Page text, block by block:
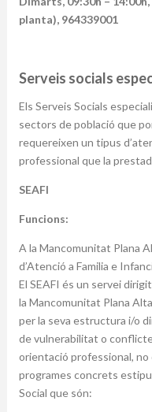
planta), 964339001
Serveis socials
Els Serveis Socials
sectors de població que
requereixen un tipus
professional que la
SEAFI
Funcions:
A la Mancomunitat Plana
d’Atenció a Familia e
El SEAFI és un servei
la Mancomunitat Plana
per la seva estructura i/o
de vulnerabilitat o
orientació professional,
programes concrets
Social que són: